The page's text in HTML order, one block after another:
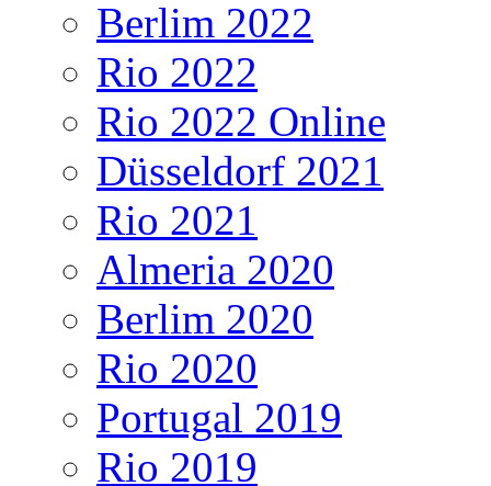
Berlim 2022
Rio 2022
Rio 2022 Online
Düsseldorf 2021
Rio 2021
Almeria 2020
Berlim 2020
Rio 2020
Portugal 2019
Rio 2019